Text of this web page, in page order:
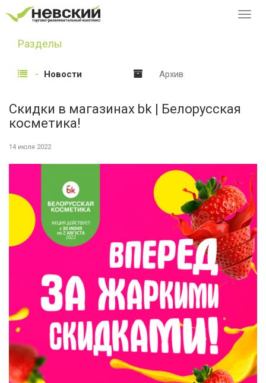
Разделы
Новости Архив
Cкидки в магазинах bk | Белорусская
косметика!
14 июля 2022